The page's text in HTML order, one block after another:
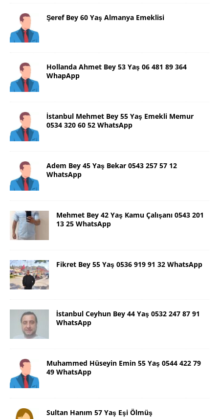
Şeref Bey 60 Yaş Almanya Emeklisi
Hollanda Ahmet Bey 53 Yaş 06 481 89 364
WhapApp
İstanbul Mehmet Bey 55 Yaş Emekli Memur
0534 320 60 52 WhatsApp
Adem Bey 45 Yaş Bekar 0543 257 57 12
WhatsApp
Mehmet Bey 42 Yaş Kamu Çalışanı 0543 201
13 25 WhatsApp
Fikret Bey 55 Yaş 0536 919 91 32 WhatsApp
İstanbul Ceyhun Bey 44 Yaş 0532 247 87 91
WhatsApp
Muhammed Hüseyin Emin 55 Yaş 0544 422 79
49 WhatsApp
Sultan Hanım 57 Yaş Eşi Ölmüş